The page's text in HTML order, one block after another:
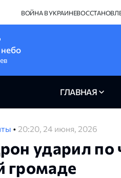
ВОЙНА В УКРАИНЕ
ГЛАВНАЯ
• 20:20, 24 июня, 2026
ударил по
громаде